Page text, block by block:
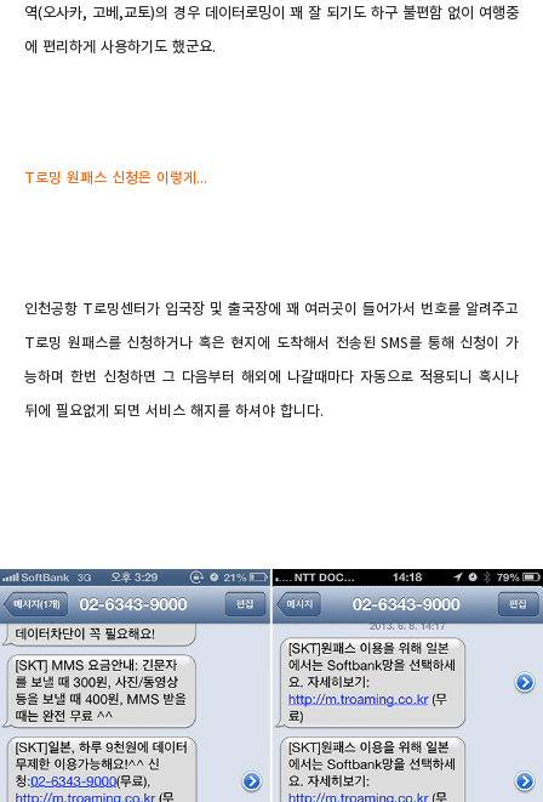
역(오사카, 고베,교토)의 경우 데이터로밍이 꽤 잘 되기도 하구 불편함 없이 여행중
에 편리하게 사용하기도 했군요.
T로밍 원패스 신청은 이렇게...
인천공항 T로밍센터가 입국장 및 출국장에 꽤 여러곳이 들어가서 번호를 알려주고
T로밍 원패스를 신청하거나 혹은 현지에 도착해서 전송된 SMS를 통해 신청이 가
능하며 한번 신청하면 그 다음부터 해외에 나갈때마다 자동으로 적용되니 혹시나
뒤에 필요없게 되면 서비스 해지를 하셔야 합니다.